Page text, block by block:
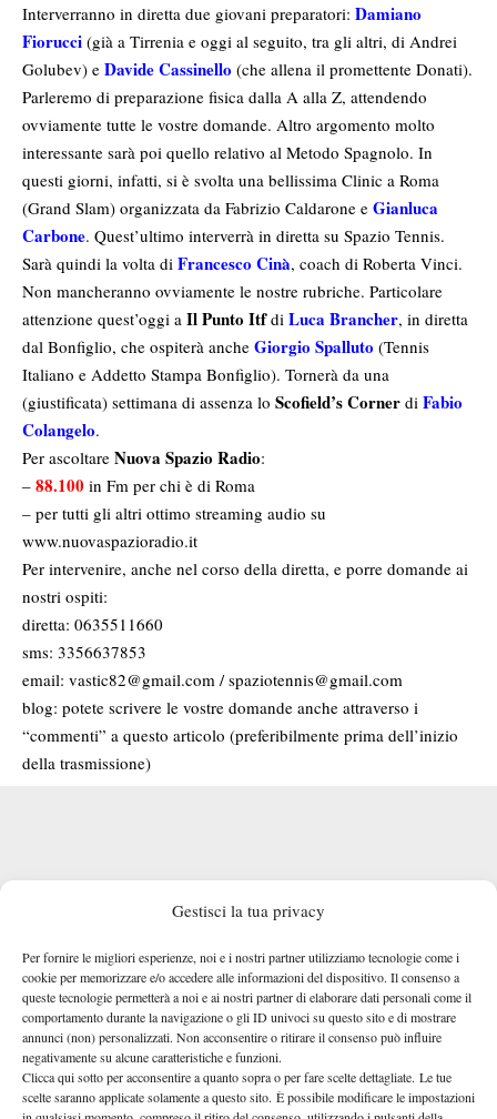
Gestisci la tua privacy
Per fornire le migliori esperienze, noi e i nostri partner utilizziamo tecnologie come i
cookie per memorizzare e/o accedere alle informazioni del dispositivo. Il consenso a
queste tecnologie permetterà a noi e ai nostri partner di elaborare dati personali come il
comportamento durante la navigazione o gli ID univoci su questo sito e di mostrare
annunci (non) personalizzati. Non acconsentire o ritirare il consenso può influire
negativamente su alcune caratteristiche e funzioni.
Clicca qui sotto per acconsentire a quanto sopra o per fare scelte dettagliate. Le tue
scelte saranno applicate solamente a questo sito. È possibile modificare le impostazioni
Interverranno in diretta due giovani preparatori: Damiano
Fiorucci (già a Tirrenia e oggi al seguito, tra gli altri, di Andrei
Golubev) e Davide Cassinello (che allena il promettente Donati).
Parleremo di preparazione fisica dalla A alla Z, attendendo
ovviamente tutte le vostre domande. Altro argomento molto
interessante sarà poi quello relativo al Metodo Spagnolo. In
questi giorni, infatti, si è svolta una bellissima Clinic a Roma
(Grand Slam) organizzata da Fabrizio Caldarone e Gianluca
Carbone. Quest’ultimo interverrà in diretta su Spazio Tennis.
Sarà quindi la volta di Francesco Cinà, coach di Roberta Vinci.
Non mancheranno ovviamente le nostre rubriche. Particolare
attenzione quest’oggi a Il Punto Itfdi Luca Brancher, in diretta
dal Bonfiglio, che ospiterà anche Giorgio Spalluto (Tennis
Italiano e Addetto Stampa Bonfiglio). Tornerà da una
(giustificata) settimana di assenza lo Scofield’s Corner di Fabio
Colangelo.
Per ascoltare Nuova Spazio Radio:
– 88.100 in Fm per chi è di Roma
– per tutti gli altri ottimo streaming audio su
www.nuovaspazioradio.it
Per intervenire, anche nel corso della diretta, e porre domande ai
nostri ospiti:
diretta: 0635511660
sms: 3356637853
email: vastic82@gmail.com / spaziotennis@gmail.com
blog: potete scrivere le vostre domande anche attraverso i
“commenti” a questo articolo (preferibilmente prima dell’inizio
della trasmissione)